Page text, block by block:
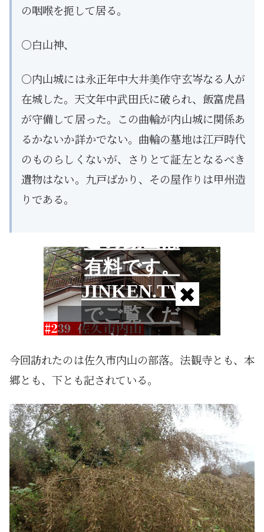
の咽喉を扼して居る。
○白山神、
○内山城には永正年中大井美作守玄岑なる人が
在城した。天文年中武田氏に破られ、飯富虎昌
が守備して居った。この曲輪が内山城に関係あ
るかないか詳かでない。曲輪の墓地は江戸時代
のものらしくないが、さりとて証左となるべき
遺物はない。九戸ばかり、その屋作りは甲州造
りである。
今回訪れたのは佐久市内山の部落。法観寺とも、本
郷とも、下とも記されている。